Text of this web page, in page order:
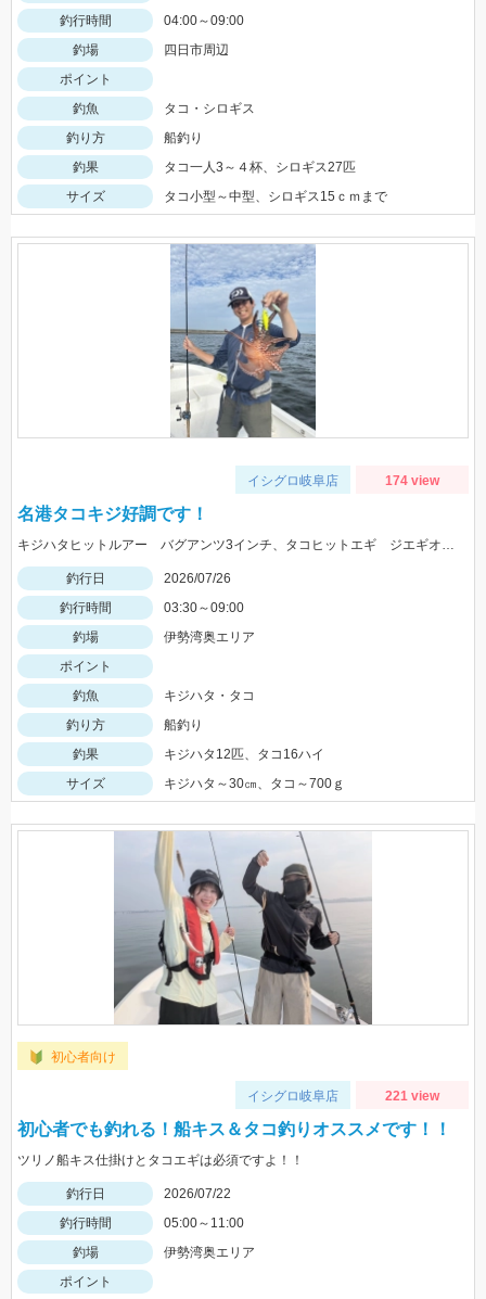
釣行時間
04:00～09:00
釣場
四日市周辺
ポイント
釣魚
タコ・シロギス
釣り方
船釣り
釣果
タコ一人3～４杯、シロギス27匹
サイズ
タコ小型～中型、シロギス15ｃｍまで
イシグロ岐阜店 174 view
名港タコキジ好調です！
キジハタヒットルアー バグアンツ3インチ、タコヒットエギ ジエギオクタビアススッテ
釣行日
2026/07/26
釣行時間
03:30～09:00
釣場
伊勢湾奥エリア
ポイント
釣魚
キジハタ・タコ
釣り方
船釣り
釣果
キジハタ12匹、タコ16ハイ
サイズ
キジハタ～30㎝、タコ～700ｇ
初心者向け
イシグロ岐阜店 221 view
初心者でも釣れる！船キス＆タコ釣りオススメです！！
ツリノ船キス仕掛けとタコエギは必須ですよ！！
釣行日
2026/07/22
釣行時間
05:00～11:00
釣場
伊勢湾奥エリア
ポイント